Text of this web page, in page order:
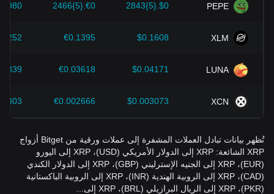
PEPE
$0.{5}2843
€0.{5}2466
XLM
$0.1608
€0.1395
LUNA
$0.04171
€0.03618
XCN
$0.003073
€0.002666
تُظهر بيانات تبادل العملات المشفرة إلى عملات ورقية من Bitget أزواج
XRP الشائعة: XRP إلى الدولار الأمريكي (USD)، XRP إلى اليورو
(EUR)، XRP إلى الجنيه الإسترليني (GBP)، XRP إلى الدولار الكندي
(CAD)، XRP إلى الروبية الهندية (INR)، XRP إلى الروبية الباكستانية
(PKR)، XRP إلى الريال البرازيلي (BRL)، XRP إلى...